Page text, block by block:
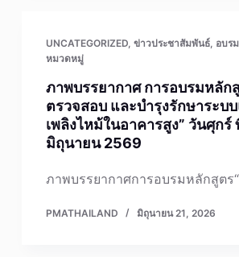
UNCATEGORIZED, ข่าวประชาสัมพันธ์, อบร
หมวดหมู่
ภาพบรรยากาศ การอบรมหลัก
ตรวจสอบ และบำรุงรักษาระบ
เพลิงไหม้ในอาคารสูง” วันศุกร์
มิถุนายน 2569
ภาพบรรยากาศการอบรมหลักสูตร
PMATHAILAND มิถุนายน 21, 2026